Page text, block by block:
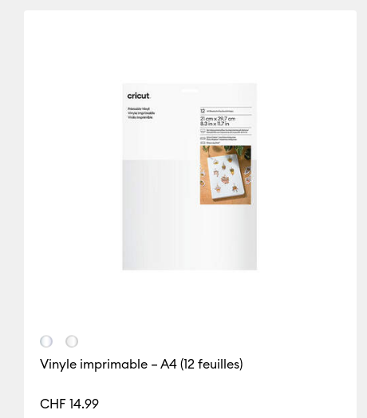
Affiner par
Affiner par Famille de couleur : Blanc
Cricut Joy 2 Affiner
Cricut Joy Xtra
Cricut Maker Affiner
Vinyle imprimable – A4 (12 feuilles)
CHF 14.99